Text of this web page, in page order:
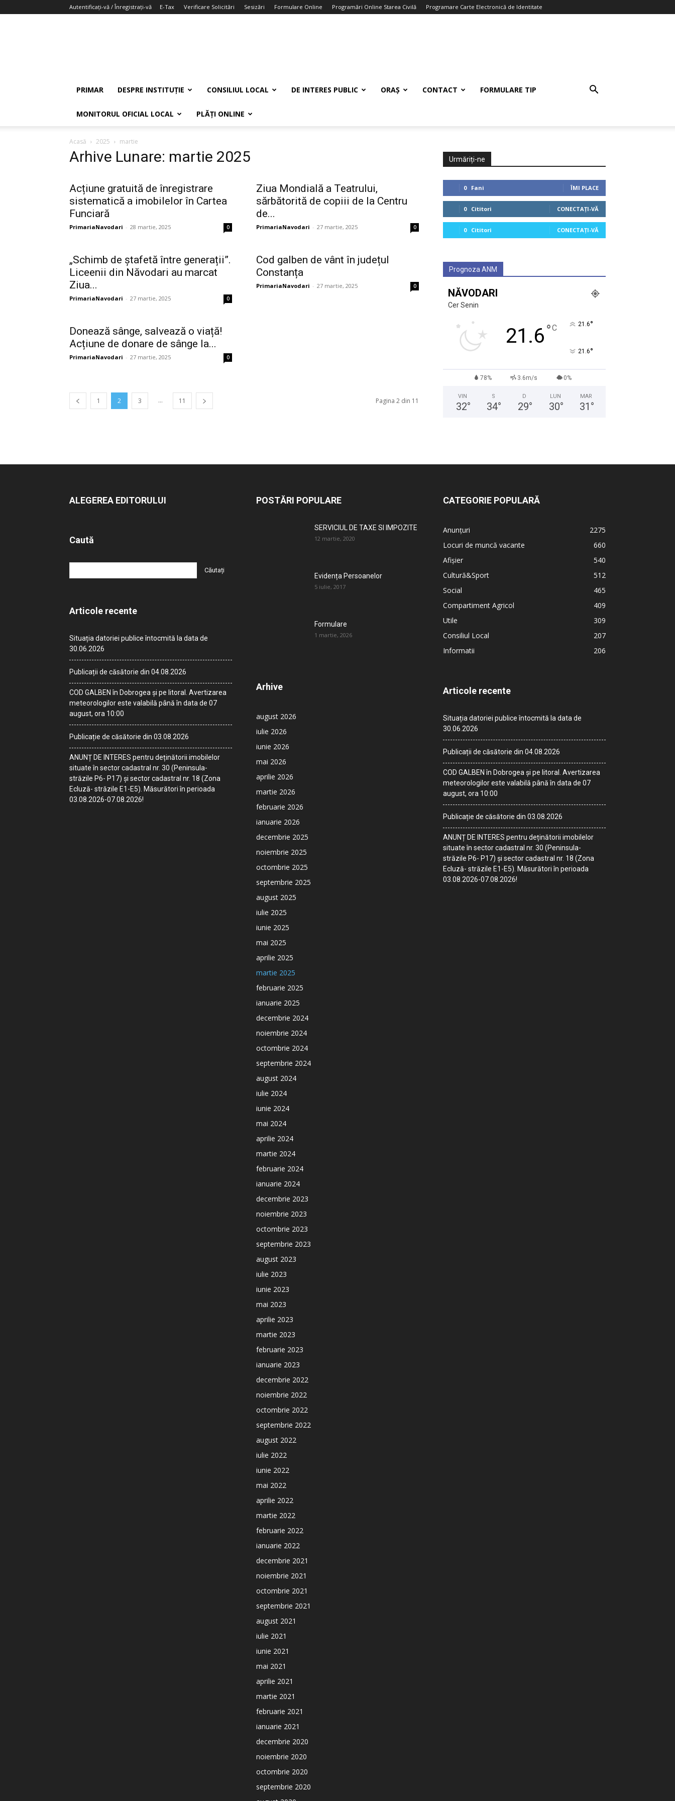
Autentificați-vă / Înregistrați-vă E-Tax Verificare Solicitări Sesizări Formulare Online Programări Online Starea Civilă Programare Carte Electronică de Identitate
PRIMAR DESPRE INSTITUȚIE CONSILIUL LOCAL DE INTERES PUBLIC ORAȘ CONTACT FORMULARE TIP
MONITORUL OFICIAL LOCAL PLĂȚI ONLINE
Acasă 2025 martie
Arhive Lunare: martie 2025
Acțiune gratuită de înregistrare
sistematică a imobilelor în Cartea
Funciară
PrimariaNavodari - 28 martie, 2025 0
Ziua Mondială a Teatrului,
sărbătorită de copiii de la Centru
de...
PrimariaNavodari - 27 martie, 2025 0
„Schimb de ștafetă între generații”.
Liceenii din Năvodari au marcat
Ziua...
PrimariaNavodari - 27 martie, 2025 0
Cod galben de vânt în județul
Constanța
PrimariaNavodari - 27 martie, 2025 0
Donează sânge, salvează o viață!
Acțiune de donare de sânge la...
PrimariaNavodari - 27 martie, 2025 0
1 2 3 ... 11 Pagina 2 din 11
Urmăriți-ne
0 Fani ÎMI PLACE
0 Cititori CONECTAȚI-VĂ
0 Cititori CONECTAȚI-VĂ
Prognoza ANM
NĂVODARI
Cer Senin
21.6°C 21.6°
21.6°
78% 3.6m/s 0%
VIN
32°
S
34°
D
29°
LUN
30°
MAR
31 °
ALEGEREA EDITORULUI
Caută
Articole recente
Situația datoriei publice întocmită la data de
30.06.2026
Publicații de căsătorie din 04.08.2026
COD GALBEN în Dobrogea și pe litoral. Avertizarea
meteorologilor este valabilă până în data de 07
august, ora 10:00
Publicație de căsătorie din 03.08.2026
ANUNȚ DE INTERES pentru deținătorii imobilelor
situate în sector cadastral nr. 30 (Peninsula-
străzile P6- P17) și sector cadastral nr. 18 (Zona
Ecluză- străzile E1-E5). Măsurători în perioada
03.08.2026-07.08.2026!
POSTĂRI POPULARE
SERVICIUL DE TAXE SI IMPOZITE
12 martie, 2020
Evidența Persoanelor
5 iulie, 2017
Formulare
1 martie, 2026
Arhive
august 2026
iulie 2026
iunie 2026
mai 2026
aprilie 2026
martie 2026
februarie 2026
ianuarie 2026
decembrie 2025
noiembrie 2025
octombrie 2025
septembrie 2025
august 2025
iulie 2025
iunie 2025
mai 2025
aprilie 2025
martie 2025
februarie 2025
ianuarie 2025
decembrie 2024
noiembrie 2024
octombrie 2024
septembrie 2024
august 2024
iulie 2024
iunie 2024
mai 2024
aprilie 2024
martie 2024
februarie 2024
ianuarie 2024
decembrie 2023
noiembrie 2023
octombrie 2023
septembrie 2023
august 2023
iulie 2023
iunie 2023
mai 2023
aprilie 2023
martie 2023
februarie 2023
ianuarie 2023
decembrie 2022
noiembrie 2022
octombrie 2022
septembrie 2022
august 2022
iulie 2022
iunie 2022
mai 2022
aprilie 2022
martie 2022
februarie 2022
ianuarie 2022
decembrie 2021
noiembrie 2021
octombrie 2021
septembrie 2021
august 2021
iulie 2021
iunie 2021
mai 2021
aprilie 2021
martie 2021
februarie 2021
ianuarie 2021
decembrie 2020
noiembrie 2020
octombrie 2020
septembrie 2020
CATEGORIE POPULARĂ
Anunțuri
2275
Locuri de muncă vacante
660
Afișier
540
Cultură&Sport
512
Social
465
Compartiment Agricol
409
Utile
309
Consiliul Local
207
Informatii
206
Articole recente
Situația datoriei publice întocmită la data de
30.06.2026
Publicații de căsătorie din 04.08.2026
COD GALBEN în Dobrogea și pe litoral. Avertizarea
meteorologilor este valabilă până în data de 07
august, ora 10:00
Publicație de căsătorie din 03.08.2026
ANUNȚ DE INTERES pentru deținătorii imobilelor
situate în sector cadastral nr. 30 (Peninsula-
străzile P6- P17) și sector cadastral nr. 18 (Zona
Ecluză- străzile E1-E5). Măsurători în perioada
03.08.2026-07.08.2026!